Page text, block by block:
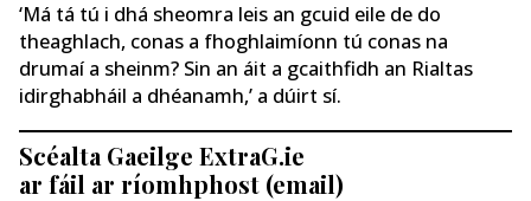
‘Má tá tú i dhá sheomra leis an gcuid eile de do
theaghlach, conas a fhoghlaimíonn tú conas na
drumaí a sheinm? Sin an áit a gcaithfidh an Rialtas
idirghabháil a dhéanamh,’ a dúirt sí.
Scéalta Gaeilge ExtraG.ie
ar fáil ar ríomhphost (email)